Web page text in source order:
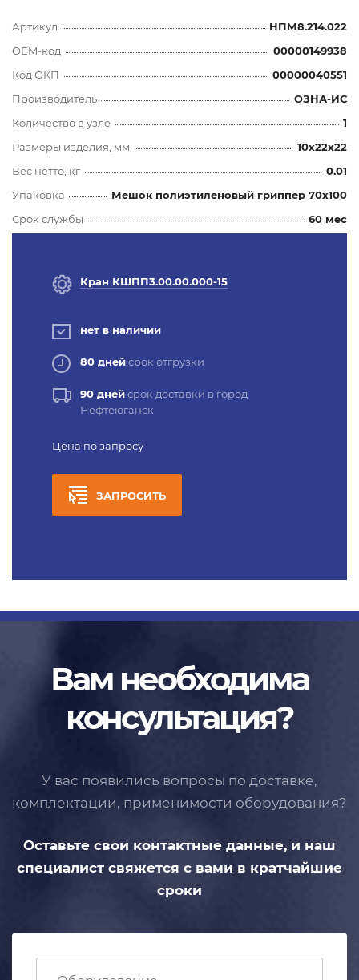
Артикул
НПМ8.214.022
OEM-код
00000149938
Код ОКП
00000040551
Производитель
ОЗНА-ИС
Количество в узле
1
Размеры изделия, мм
10x22x22
Вес нетто, кг
0.01
Упаковка
Мешок полиэтиленовый гриппер 70х100
Срок службы
60 мес
Кран КШПП3.00.00.000-15
нет в наличии
80 днейсрок отгрузки
90 днейсрок доставки в город
Нефтеюганск
Цена по запросу
ЗАПРОСИТЬ
Вам необходима
консультация?
У вас появились вопросы по доставке,
комплектации, применимости оборудования?
Оставьте свои контактные данные, и наш
специалист свяжется с вами в кратчайшие
сроки